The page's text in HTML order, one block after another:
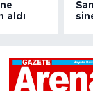
aldı